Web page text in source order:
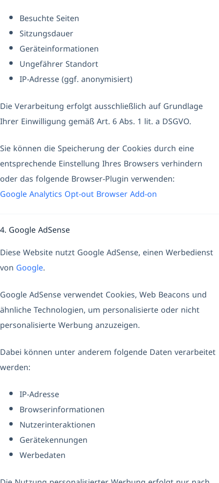
Besuchte Seiten
Sitzungsdauer
Geräteinformationen
Ungefährer Standort
IP-Adresse (ggf. anonymisiert)
Die Verarbeitung erfolgt ausschließlich auf Grundlage
Ihrer Einwilligung gemäß Art. 6 Abs. 1 lit. a DSGVO.
Sie können die Speicherung der Cookies durch eine
entsprechende Einstellung Ihres Browsers verhindern
oder das folgende Browser-Plugin verwenden:
Google Analytics Opt-out Browser Add-on
4. Google AdSense
Diese Website nutzt Google AdSense, einen Werbedienst
von Google.
Google AdSense verwendet Cookies, Web Beacons und
ähnliche Technologien, um personalisierte oder nicht
personalisierte Werbung anzuzeigen.
Dabei können unter anderem folgende Daten verarbeitet
werden:
IP-Adresse
Browserinformationen
Nutzerinteraktionen
Gerätekennungen
Werbedaten